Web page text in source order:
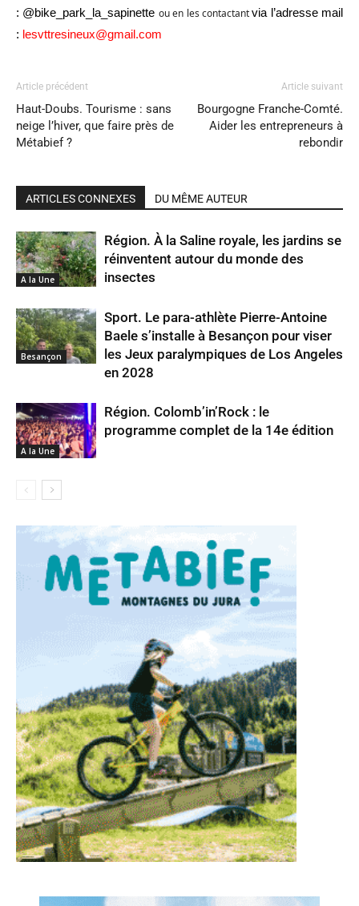
: @bike_park_la_sapinette ou en les contactantvia l’adresse mail
: lesvttresineux@gmail.com
Article précédent
Haut-Doubs. Tourisme : sans
neige l’hiver, que faire près de
Métabief ?
Article suivant
Bourgogne Franche-Comté.
Aider les entrepreneurs à
rebondir
ARTICLES CONNEXES DU MÊME AUTEUR
A la Une
Région. À la Saline royale, les jardins se
réinventent autour du monde des
insectes
Besançon
Sport. Le para-athlète Pierre-Antoine
Baele s’installe à Besançon pour viser
les Jeux paralympiques de Los Angeles
en 2028
A la Une
Région. Colomb’in’Rock : le
programme complet de la 14e édition